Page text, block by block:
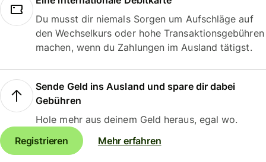
Du musst dir niemals Sorgen um Aufschläge auf
den Wechselkurs oder hohe Transaktionsgebühren
machen, wenn du Zahlungen im Ausland tätigst.
Sende Geld ins Ausland und spare dir dabei
Gebühren
Hole mehr aus deinem Geld heraus, egal wo.
Registrieren
Mehr erfahren